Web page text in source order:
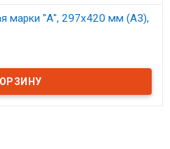
марки "А", 297х420 мм (А3),